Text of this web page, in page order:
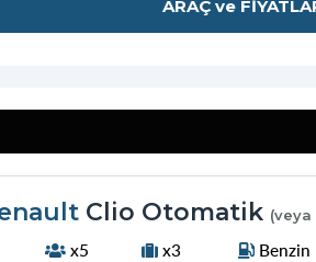
Clio Otomatik
x5 x3 Benzin